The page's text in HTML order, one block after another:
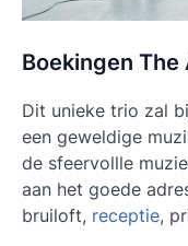
Boekingen
Dit unieke trio zal
een geweldige
de sfeervollle
aan het goede
bruiloft, receptie,